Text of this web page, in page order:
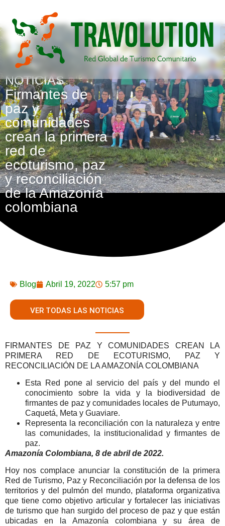
NOTICIAS
Firmantes de
paz y
comunidades
crean la primera
red de
ecoturismo, paz
y reconciliación
de la Amazonía
colombiana
Blog Abril 19, 2022 5:57 pm
VER TODAS LAS NOTICIAS
FIRMANTES DE PAZ Y COMUNIDADES CREAN LA
PRIMERA RED DE ECOTURISMO, PAZ Y
RECONCILIACIÓN DE LA AMAZONÍA COLOMBIANA
Esta Red pone al servicio del país y del mundo el
conocimiento sobre la vida y la biodiversidad de
firmantes de paz y comunidades locales de Putumayo,
Caquetá, Meta y Guaviare.
Representa la reconciliación con la naturaleza y entre
las comunidades, la institucionalidad y firmantes de
paz.
Amazonía Colombiana, 8 de abril de 2022.
Hoy nos complace anunciar la constitución de la primera
Red de Turismo, Paz y Reconciliación por la defensa de los
territorios y del pulmón del mundo, plataforma organizativa
que tiene como objetivo articular y fortalecer las iniciativas
de turismo que han surgido del proceso de paz y que están
ubicadas en la Amazonía colombiana y su área de